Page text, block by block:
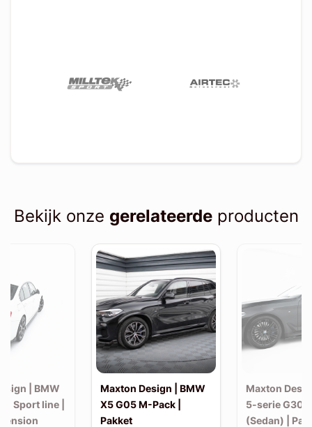
Bekijk onze gerelateerdeproducten
| BMW
Sport line |
Maxton Design | BMW
X5 G05 M-Pack |
Pakket
Maxton
5-serie G30
(Sedan) |